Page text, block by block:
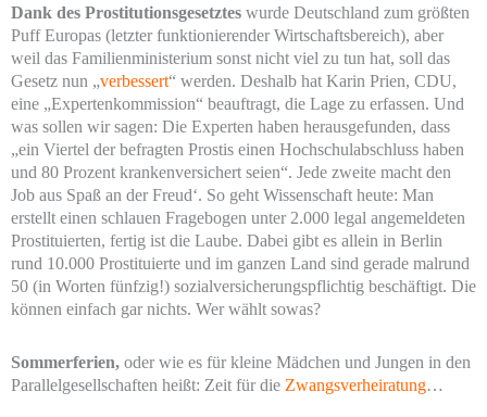
Dank des Prostitutionsgesetztes wurde Deutschland zum größten
Puff Europas (letzter funktionierender Wirtschaftsbereich), aber
weil das Familienministerium sonst nicht viel zu tun hat, soll das
Gesetz nun „verbessert“ werden. Deshalb hat Karin Prien, CDU,
eine „Expertenkommission“ beauftragt, die Lage zu erfassen. Und
was sollen wir sagen: Die Experten haben herausgefunden, dass
„ein Viertel der befragten Prostis einen Hochschulabschluss haben
und 80 Prozent krankenversichert seien“. Jede zweite macht den
Job aus Spaß an der Freud‘. So geht Wissenschaft heute: Man
erstellt einen schlauen Fragebogen unter 2.000 legal angemeldeten
Prostituierten, fertig ist die Laube. Dabei gibt es allein in Berlin
rund 10.000 Prostituierte und im ganzen Land sind gerade malrund
50 (in Worten fünfzig!) sozialversicherungspflichtig beschäftigt. Die
können einfach gar nichts. Wer wählt sowas?
Sommerferien, oder wie es für kleine Mädchen und Jungen in den
Parallelgesellschaften heißt: Zeit für die Zwangsverheiratung…